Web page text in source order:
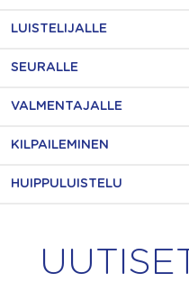
LUISTELIJALLE
SEURALLE
VALMENTAJALLE
KILPAILEMINEN
HUIPPULUISTELU
UUTISET